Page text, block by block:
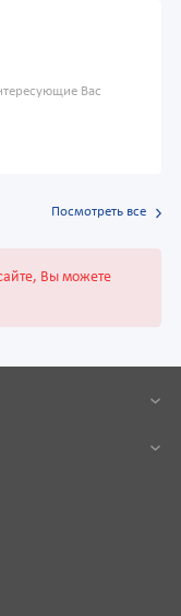
Вас
Посмотреть все
Вы можете